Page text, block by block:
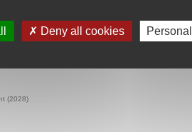
(2028)
Deny all cookies